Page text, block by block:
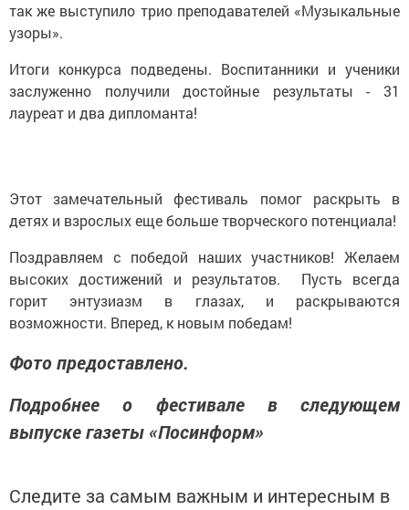
так же выступило трио преподавателей «Музыкальные
узоры».
Итоги конкурса подведены. Воспитанники и ученики
заслуженно получили достойные результаты - 31
лауреат и два дипломанта!
Этот замечательный фестиваль помог раскрыть в
детях и взрослых еще больше творческого потенциала!
Поздравляем с победой наших участников! Желаем
высоких достижений и результатов. Пусть всегда
горит энтузиазм в глазах, и раскрываются
возможности. Вперед, к новым победам!
Фото предоставлено.
Подробнее о фестивале в следующем
выпуске газеты «Посинформ»
Следите за самым важным и интересным в